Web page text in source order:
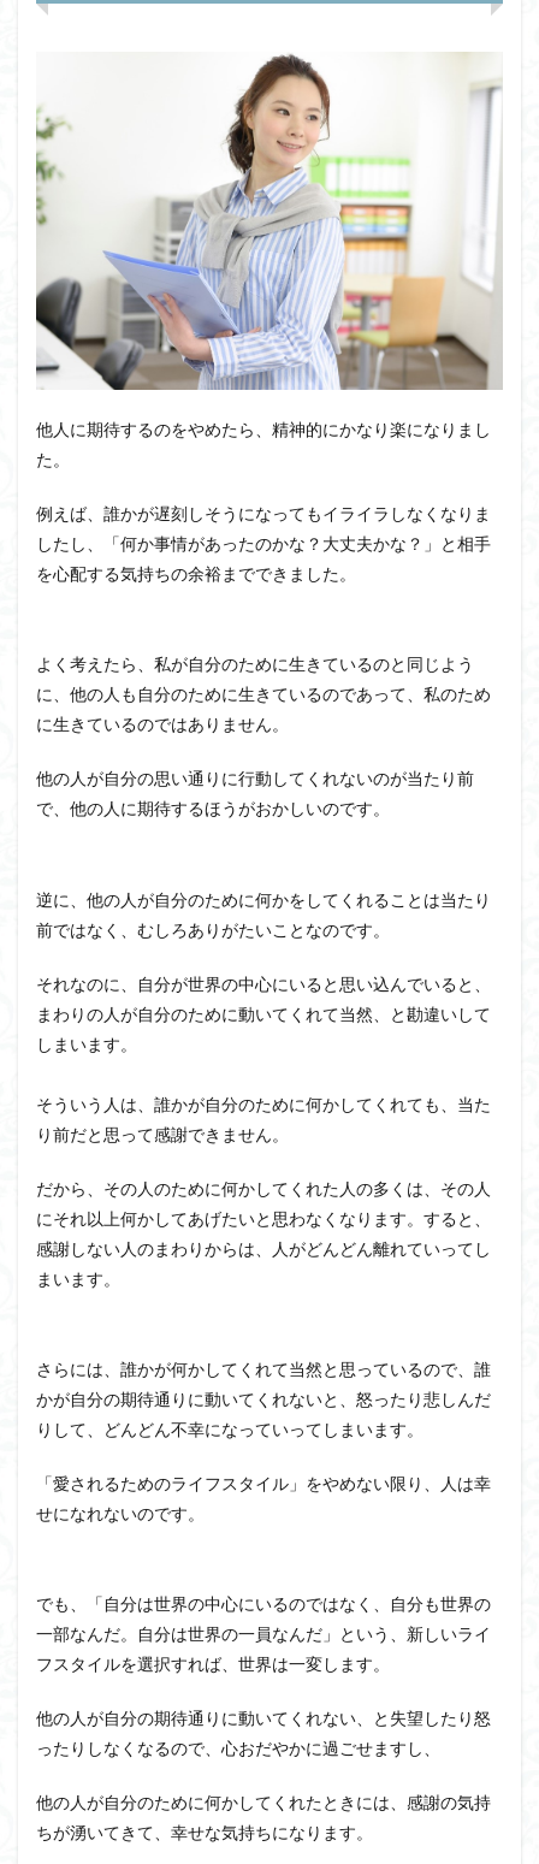
他人に期待するのをやめたら、精神的にかなり楽になりまし
た。
例えば、誰かが遅刻しそうになってもイライラしなくなりま
したし、「何か事情があったのかな？大丈夫かな？」と相手
を心配する気持ちの余裕までできました。
よく考えたら、私が自分のために生きているのと同じよう
に、他の人も自分のために生きているのであって、私のため
に生きているのではありません。
他の人が自分の思い通りに行動してくれないのが当たり前
で、他の人に期待するほうがおかしいのです。
逆に、他の人が自分のために何かをしてくれることは当たり
前ではなく、むしろありがたいことなのです。
それなのに、自分が世界の中心にいると思い込んでいると、
まわりの人が自分のために動いてくれて当然、と勘違いして
しまいます。
そういう人は、誰かが自分のために何かしてくれても、当た
り前だと思って感謝できません。
だから、その人のために何かしてくれた人の多くは、その人
にそれ以上何かしてあげたいと思わなくなります。すると、
感謝しない人のまわりからは、人がどんどん離れていってし
まいます。
さらには、誰かが何かしてくれて当然と思っているので、誰
かが自分の期待通りに動いてくれないと、怒ったり悲しんだ
りして、どんどん不幸になっていってしまいます。
「愛されるためのライフスタイル」をやめない限り、人は幸
せになれないのです。
でも、「自分は世界の中心にいるのではなく、自分も世界の
一部なんだ。自分は世界の一員なんだ」という、新しいライ
フスタイルを選択すれば、世界は一変します。
他の人が自分の期待通りに動いてくれない、と 失望 したり怒
ったりしなくなるので、 心おだやかに過ごせますし、
他の人が自分のために何かしてくれたときには、感謝の気持
ちが湧いてきて、幸せな気持ちになります。